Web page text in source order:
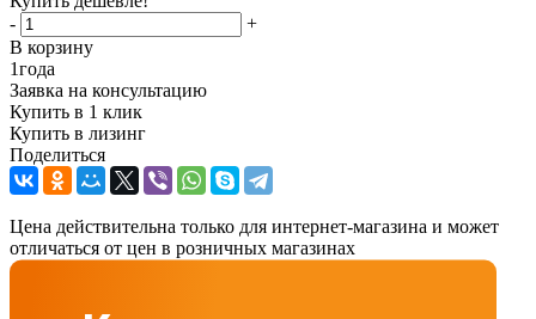
-
+
В корзину
1года
Заявка на консультацию
Купить в 1 клик
Купить в лизинг
Поделиться
Цена действительна только для интернет-магазина и может
отличаться от цен в розничных магазинах